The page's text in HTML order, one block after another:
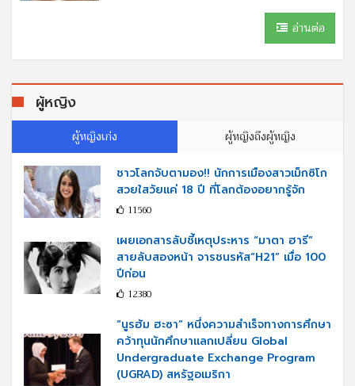
อ่านต่อ
ผู้หญิง
ผู้หญิงเก่ง ผู้หญิงถึงผู้หญิง
ชาวโลกจับตามอง!! นักการเมืองสาวเม็กซิโก
สวยใสวัยแค่ 18 ปี ที่โลกต้องอยากรู้จัก
11560
เผยเอกสารลับชี้เหตุประหาร “มาตา ฮารี”
สายลับสองหน้า จารชนรหัส“H21” เมื่อ 100
ปีก่อน
12380
“นูรฮัม ฮะซา” หนึ่งความสำเร็จทางการศึกษา
คว้าทุนนักศึกษาแลกเปลี่ยน Global
Undergraduate Exchange Program
(UGRAD) สหรัฐอเมริกา